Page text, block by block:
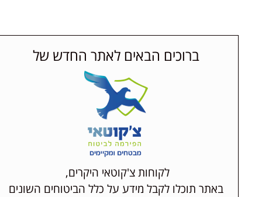
ראשי אודות
ברוכים הבאים לאתר החדש של
לקוחות צ'קוטאי היקרים,
באתר תוכלו לקבל מידע על כלל הביטוחים השונים